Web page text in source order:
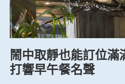
鬧中取靜也能訂位滿
打響早午餐名聲